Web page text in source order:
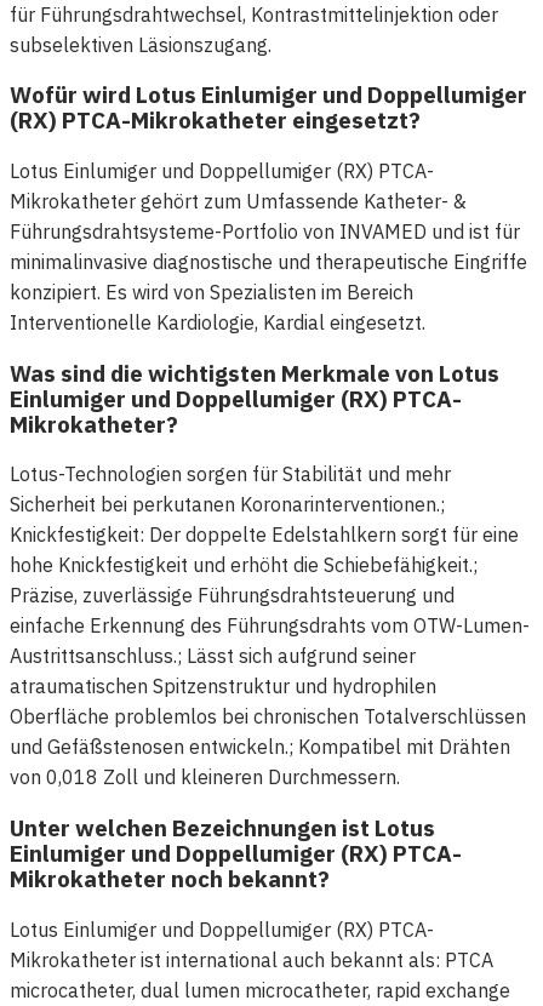
für Führungsdrahtwechsel, Kontrastmittelinjektion oder
subselektiven Läsionszugang.
Wofür wird Lotus Einlumiger und Doppellumiger
(RX) PTCA-Mikrokatheter eingesetzt?
Lotus Einlumiger und Doppellumiger (RX) PTCA-
Mikrokatheter gehört zum Umfassende Katheter- &
Führungsdrahtsysteme-Portfolio von INVAMED und ist für
minimalinvasive diagnostische und therapeutische Eingriffe
konzipiert. Es wird von Spezialisten im Bereich
Interventionelle Kardiologie, Kardial eingesetzt.
Was sind die wichtigsten Merkmale von Lotus
Einlumiger und Doppellumiger (RX) PTCA-
Mikrokatheter?
Lotus-Technologien sorgen für Stabilität und mehr
Sicherheit bei perkutanen Koronarinterventionen.;
Knickfestigkeit: Der doppelte Edelstahlkern sorgt für eine
hohe Knickfestigkeit und erhöht die Schiebefähigkeit.;
Präzise, ​​zuverlässige Führungsdrahtsteuerung und
einfache Erkennung des Führungsdrahts vom OTW-Lumen-
Austrittsanschluss.; Lässt sich aufgrund seiner
atraumatischen Spitzenstruktur und hydrophilen
Oberfläche problemlos bei chronischen Totalverschlüssen
und Gefäßstenosen entwickeln.; Kompatibel mit Drähten
von 0,018 Zoll und kleineren Durchmessern.
Unter welchen Bezeichnungen ist Lotus
Einlumiger und Doppellumiger (RX) PTCA-
Mikrokatheter noch bekannt?
Lotus Einlumiger und Doppellumiger (RX) PTCA-
Mikrokatheter ist international auch bekannt als: PTCA
microcatheter, dual lumen microcatheter, rapid exchange